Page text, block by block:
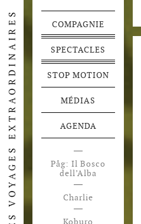
COMPAGNIE
SPECTACLES
STOP MOTION
MÉDIAS
AGENDA
Påg: Il Bosco
dell’Alba
Charlie
Koburo